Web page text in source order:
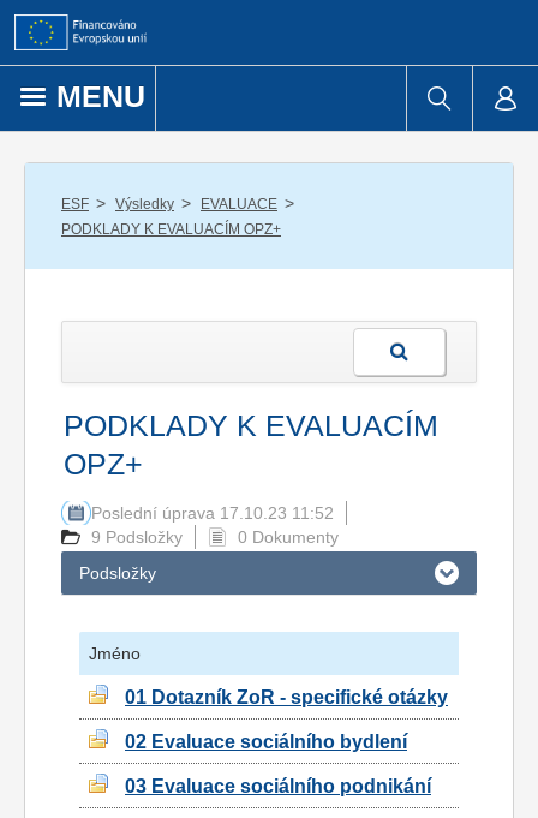
Přejít k obsahu
MENU
ESF / Výsledky / EVALUACE /
PODKLADY K EVALUACÍM OPZ+
PODKLADY K EVALUACÍM
OPZ+
Poslední úprava 17.10.23 11:52
9 Podsložky
0 Dokumenty
Podsložky
Jméno
01 Dotazník ZoR - specifické otázky
02 Evaluace sociálního bydlení
03 Evaluace sociálního podnikání